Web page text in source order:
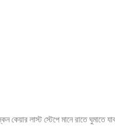
লাস্ট স্টেপে মানে রাতে ঘুমাতে